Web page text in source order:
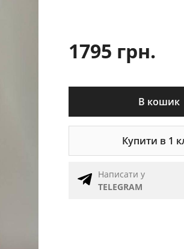
1795 грн.
В кошик
Купити в 1
Написати у
TELEGRAM